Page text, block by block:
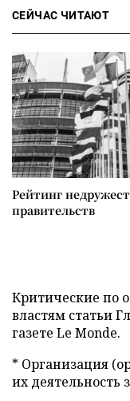
СЕЙЧАС ЧИТАЮТ
Рейтинг
правительств
Критические по
властям статьи
газете Le Monde.
* Организация
их деятельность